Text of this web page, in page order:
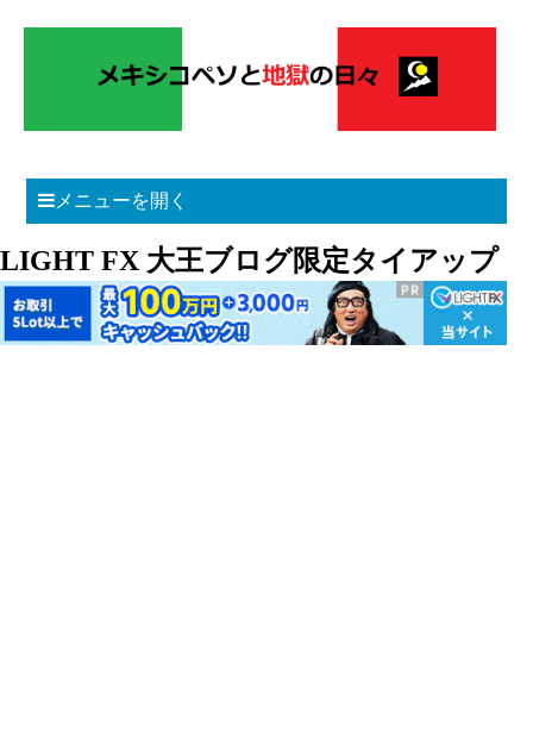
メニューを開く
LIGHT FX 大王ブログ限定タイアップ